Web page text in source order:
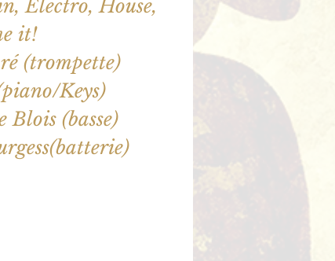
Électro, House,
it!
(trompette)
Keys)
Blois (basse)